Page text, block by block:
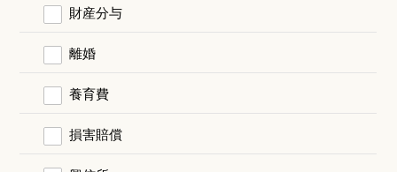
財産分与
離婚
養育費
損害賠償